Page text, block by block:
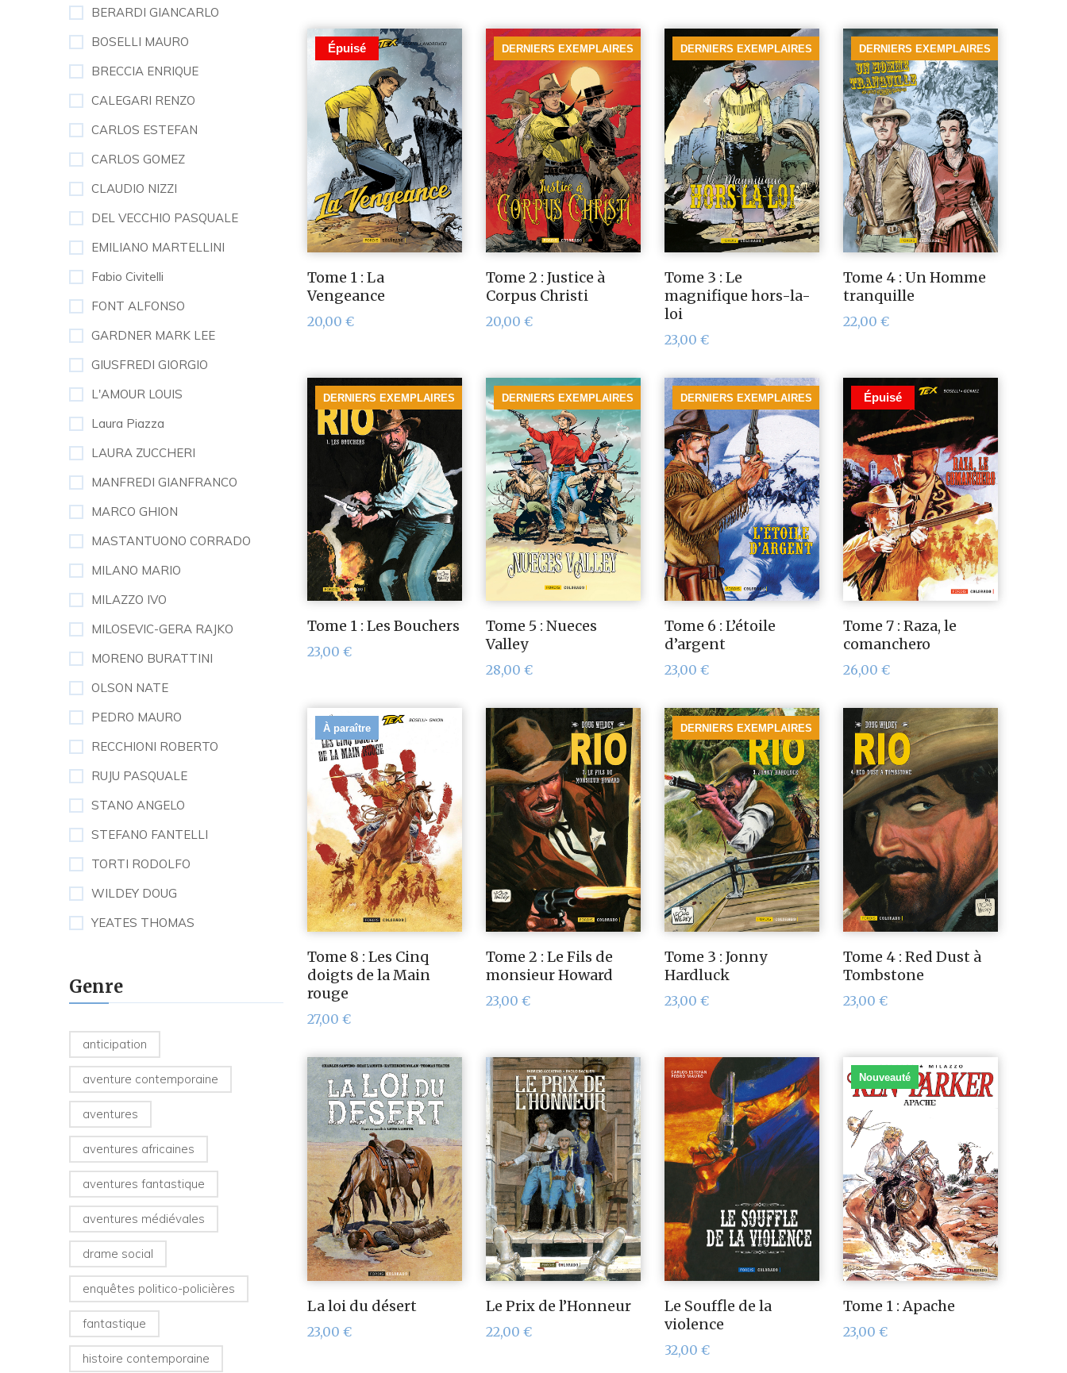
BERARDI GIANCARLO
BOSELLI MAURO
BRECCIA ENRIQUE
CALEGARI RENZO
CARLOS ESTEFAN
CARLOS GOMEZ
CLAUDIO NIZZI
DEL VECCHIO PASQUALE
EMILIANO MARTELLINI
Fabio Civitelli
FONT ALFONSO
GARDNER MARK LEE
GIUSFREDI GIORGIO
L'AMOUR LOUIS
Laura Piazza
LAURA ZUCCHERI
MANFREDI GIANFRANCO
MARCO GHION
MASTANTUONO CORRADO
MILANO MARIO
MILAZZO IVO
MILOSEVIC-GERA RAJKO
MORENO BURATTINI
OLSON NATE
PEDRO MAURO
RECCHIONI ROBERTO
RUJU PASQUALE
STANO ANGELO
STEFANO FANTELLI
TORTI RODOLFO
WILDEY DOUG
YEATES THOMAS
Genre
anticipation
aventure contemporaine
aventures
aventures africaines
aventures fantastique
aventures médiévales
drame social
enquêtes politico-policières
fantastique
histoire contemporaine
Épuisé
Tome 1 : La
Vengeance
20,00 €
DERNIERS EXEMPLAIRES
Tome 2 : Justice à
Corpus Christi
20,00 €
DERNIERS EXEMPLAIRES
Tome 3 : Le
magnifique hors-la-
loi
23,00 €
DERNIERS EXEMPLAIRES
Tome 4 : Un Homme
tranquille
22,00 €
DERNIERS EXEMPLAIRES
Tome 1 : Les Bouchers
23,00 €
DERNIERS EXEMPLAIRES
Tome 5 : Nueces
Valley
28,00 €
DERNIERS EXEMPLAIRES
Tome 6 : L’étoile
d’argent
23,00 €
Épuisé
Tome 7 : Raza, le
comanchero
26,00 €
À paraître
Tome 8 : Les Cinq
doigts de la Main
rouge
27,00 €
Tome 2 : Le Fils de
monsieur Howard
23,00 €
DERNIERS EXEMPLAIRES
Tome 3 : Jonny
Hardluck
23,00 €
Tome 4 : Red Dust à
Tombstone
23,00 €
La loi du désert
23,00 €
Le Prix de l’Honneur
22,00 €
Le Souffle de la
violence
32,00 €
Nouveauté
Tome 1 : Apache
23,00 €